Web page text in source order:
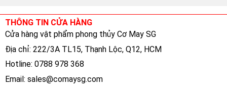
THÔNG TIN CỬA HÀNG
Cửa hàng vật phẩm phong thủy Cơ May SG
Địa chỉ: 222/3A TL15, Thạnh Lộc, Q12, HCM
Hotline: 0788 978 368
Email: sales@comaysg.com